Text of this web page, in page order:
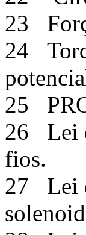
23
24
25
26 Lei
fios.
27 Lei